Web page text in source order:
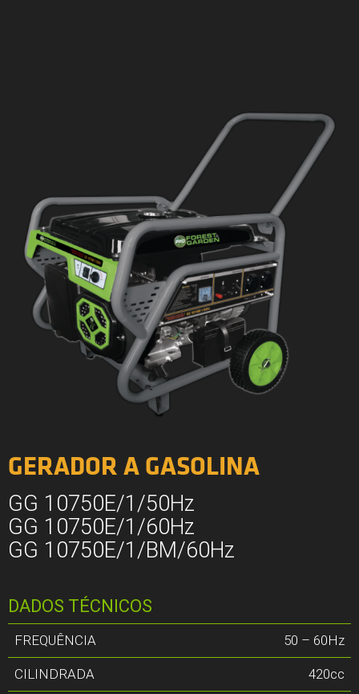
GERADOR A GASOLINA
GG 10750E/1/50Hz
GG 10750E/1/60Hz
GG 10750E/1/BM/60Hz
DADOS TÉCNICOS
FREQUÊNCIA 50 – 60Hz
CILINDRADA 420cc